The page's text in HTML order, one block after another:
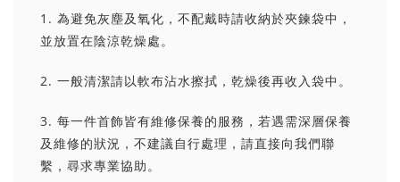
1. 為避免灰塵及氧化，不配戴時請收納於夾鍊袋中，
並放置在陰涼乾燥處。
2. 一般清潔請以軟布沾水擦拭，乾燥後再收入袋中。
3. 每一件首飾皆有維修保養的服務，若遇需深層保養
及維修的狀況，不建議自行處理，請直接向我們聯
繫，尋求專業協助。